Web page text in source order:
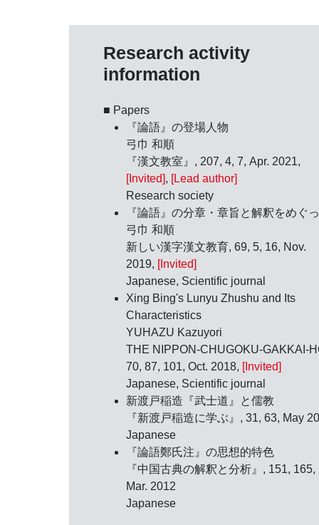
Research activity
information
■ Papers
『論語』の登場人物
弓巾 和順
『漢文教室』, 207, 4, 7, Apr. 2021,
[Invited], [Lead author]
Research society
『論語』の分章・章旨と解釈をめぐ
弓巾 和順
新しい漢字漢文教育, 69, 5, 16, Nov.
2019, [Invited]
Japanese, Scientific journal
Xing Bing's Lunyu Zhushu and Its
Characteristics
YUHAZU Kazuyori
THE NIPPON-CHUGOKU-GAKKAI-
70, 87, 101, Oct. 2018, [Invited]
Japanese, Scientific journal
新渡戸稲造『武士道』と儒教
『新渡戸稲造に学ぶ』, 31, 63, May
Japanese
『論語鄭氏注』の思想的特色
『中国古典の解釈と分析』, 151, 165,
Mar. 2012
Japanese